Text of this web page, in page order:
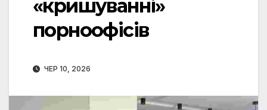
«кришуванні»
порноофісів
ЧЕР 10, 2026